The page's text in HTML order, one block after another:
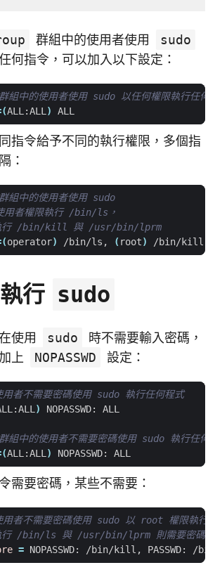
群組中的使用者使用
sudo
何指令，可以加入以下設定：
中的使用者使用 sudo 以任何權限執行任何
ALL:ALL)
指令給予不同的執行權限，多個指
：
組中的使用者使用 sudo
者權限執行 /bin/ls，
行 /bin/kill 與 /usr/bin/lprm
operator) /bin/ls, ( root)
行 sudo
使用 sudo
時不需要輸入密碼，
上
NOPASSWD 設定：
者不需要密碼使用 sudo 執行任何程式
)
中的使用者不需要密碼使用 sudo 執行任何
ALL:ALL)
需要密碼，某些不需要：
用者不需要密碼使用 sudo 以 root 權限
行 /bin/ls 與 /usr/bin/lprm 則需要密碼
=